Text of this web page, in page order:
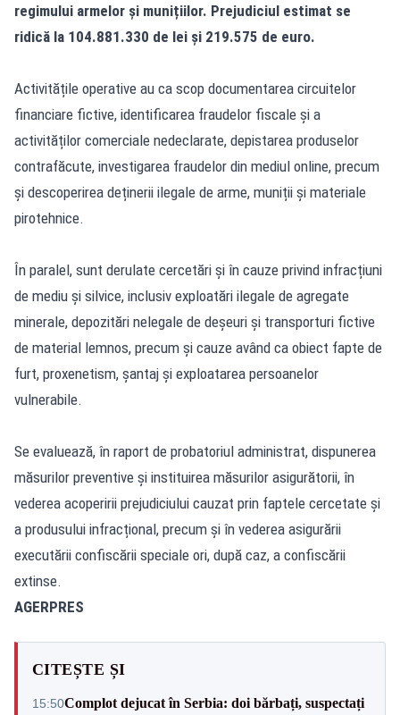
regimului armelor și munițiilor. Prejudiciul estimat se
ridică la 104.881.330 de lei și 219.575 de euro.
Activitățile operative au ca scop documentarea circuitelor
financiare fictive, identificarea fraudelor fiscale și a
activităților comerciale nedeclarate, depistarea produselor
contrafăcute, investigarea fraudelor din mediul online, precum
și descoperirea deținerii ilegale de arme, muniții și materiale
pirotehnice.
În paralel, sunt derulate cercetări și în cauze privind infracțiuni
de mediu și silvice, inclusiv exploatări ilegale de agregate
minerale, depozitări nelegale de deșeuri și transporturi fictive
de material lemnos, precum și cauze având ca obiect fapte de
furt, proxenetism, șantaj și exploatarea persoanelor
vulnerabile.
Se evaluează, în raport de probatoriul administrat, dispunerea
măsurilor preventive și instituirea măsurilor asigurătorii, în
vederea acoperirii prejudiciului cauzat prin faptele cercetate și
a produsului infracțional, precum și în vederea asigurării
executării confiscării speciale ori, după caz, a confiscării
extinse.
AGERPRES
CITEȘTE ȘI
15:50Complot dejucat în Serbia: doi bărbați, suspectați